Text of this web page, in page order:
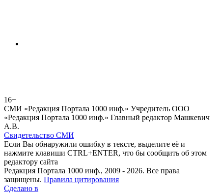
16+
СМИ «Редакция Портала 1000 инф.» Учредитель ООО
«Редакция Портала 1000 инф.» Главный редактор Машкевич
А.В.
Свидетельство СМИ
Если Вы обнаружили ошибку в тексте, выделите её и
нажмите клавиши CTRL+ENTER, что бы сообщить об этом
редактору сайта
Редакция Портала 1000 инф., 2009 - 2026. Все права
защищены. Правила цитирования
Сделано в